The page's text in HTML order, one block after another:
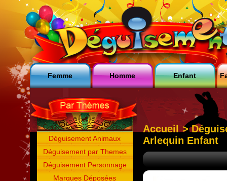
Femme Homme Enfant
Déguisement Animaux
Déguisement par Themes
Déguisement Personnage
Marques Déposées
Accueil >
Arlequin Enfant